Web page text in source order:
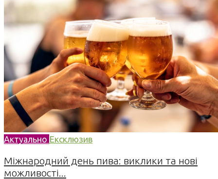
Актуально Ексклюзив
Міжнародний день пива: виклики та нові
можливості...